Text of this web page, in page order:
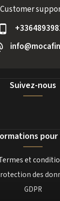
Customer
Suivez-nous
pour
et
des
GDPR